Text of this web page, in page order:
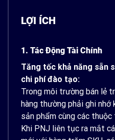
LỢI ÍCH
1. Tác Động Tài Chính
Tăng tốc khả năng sẵn
chi phí đào tạo:
Trong môi trường bán lẻ
hàng thường phải ghi nhớ
sản phẩm cùng các
Khi PNJ liên tục ra mắt